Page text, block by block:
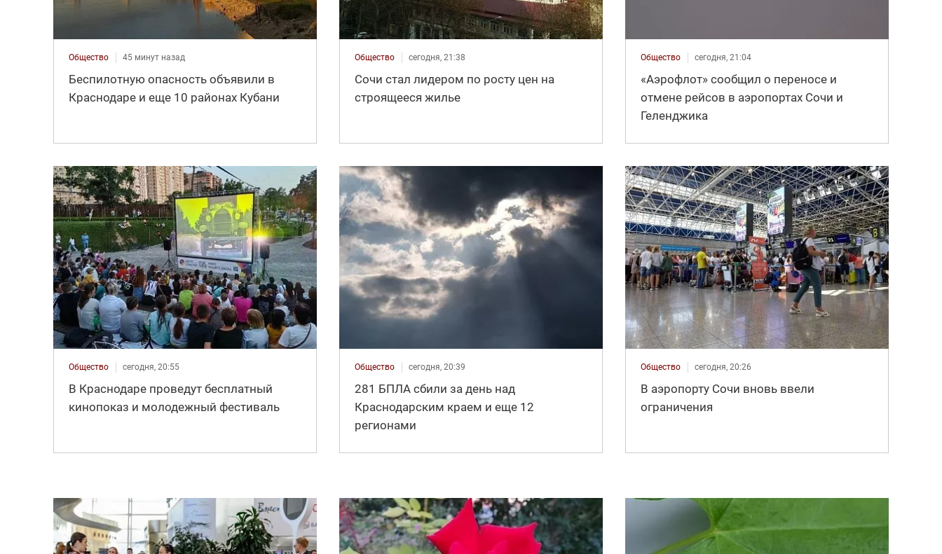
Общество 45 минут назад
Беспилотную опасность объявили в
Краснодаре и еще 10 районах Кубани
Общество сегодня, 21:38
Сочи стал лидером по росту цен на
строящееся жилье
Общество сегодня, 21:04
«Аэрофлот» сообщил о переносе и
отмене рейсов в аэропортах Сочи и
Геленджика
Общество сегодня, 20:55
В Краснодаре проведут бесплатный
кинопоказ и молодежный фестиваль
Общество сегодня, 20:39
281 БПЛА сбили за день над
Краснодарским краем и еще 12
регионами
Общество сегодня, 20:26
В аэропорту Сочи вновь ввели
ограничения